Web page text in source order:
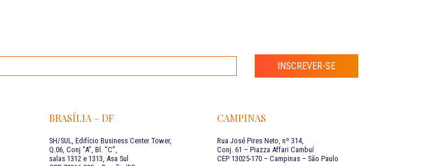
INSCREVER-SE
BRASÍLIA – DF
SH/SUL, Edifício Business Center Tower,
Q.06, Conj “A”, Bl. “C”,
salas 1312 e 1313, Asa Sul
CAMPINAS
Rua José Pires Neto, nº 314,
Conj. 61 – Piazza Affari Cambuí
CEP 13025-170 – Campinas – São Paulo